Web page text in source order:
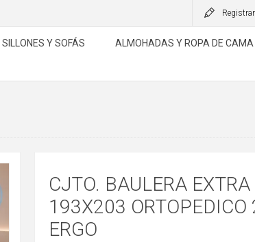
SILLONES Y SOFÁS ALMOHADAS Y ROPA DE CAMA
CJTO. BAULERA
193X203 ORTOPEDICO
ERGO